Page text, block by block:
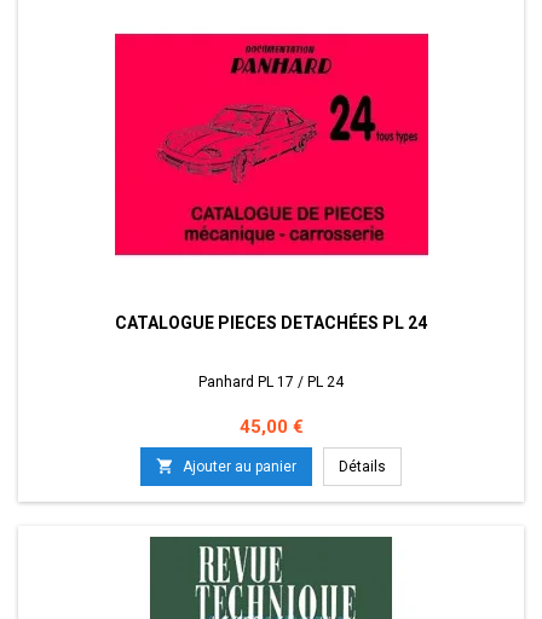
CATALOGUE PIECES DETACHÉES PL 24
Panhard PL 17 / PL 24
Prix
45,00 €
 Ajouter au panier Détails